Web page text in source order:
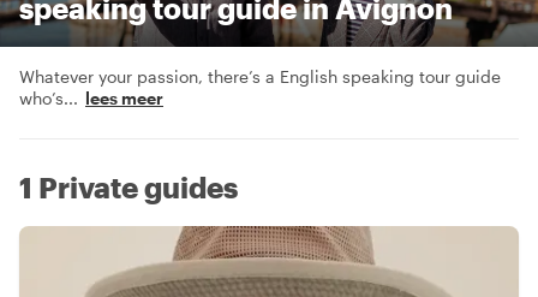
speaking tour guide in Avignon
Whatever your passion, there’s a English speaking tour guide
who’s... lees meer
1 Private guides